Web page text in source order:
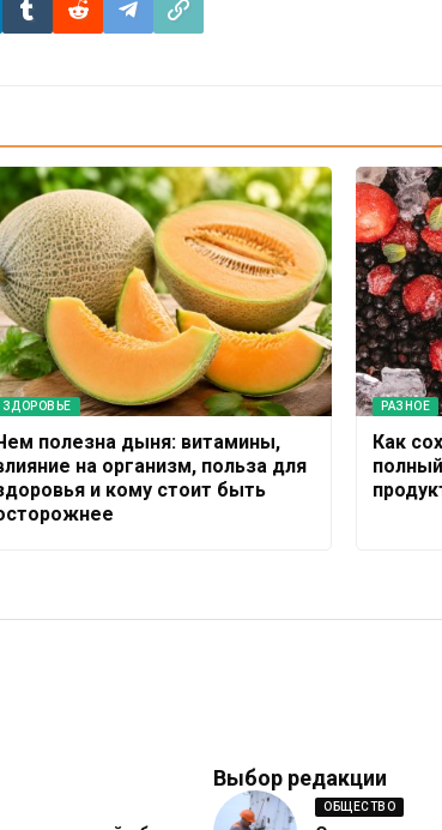
ЗДОРОВЬЕ
полезна дыня: витамины,
на организм, польза для
и кому стоит быть
РАЗНОЕ
Как
Выбор редакции
ОБЩЕСТВО